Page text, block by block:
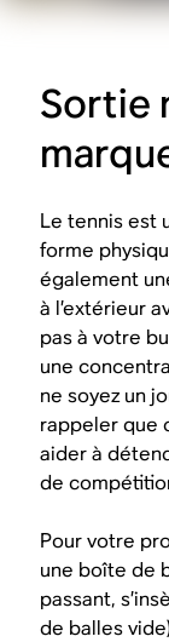
Sortie
Le tennis est
forme
également
à l’extérieur
pas à votre
une
ne soyez un
rappeler que
aider à
de
Pour votre
une boîte de
passant,
de balles